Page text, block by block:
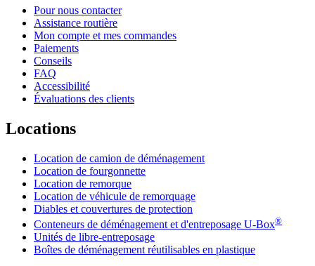
Pour nous contacter
Assistance routière
Mon compte et mes commandes
Paiements
Conseils
FAQ
Accessibilité
Évaluations des clients
Locations
Location de camion de déménagement
Location de fourgonnette
Location de remorque
Location de véhicule de remorquage
Diables et couvertures de protection
Conteneurs de déménagement et d'entreposage U-Box®
Unités de libre-entreposage
Boîtes de déménagement réutilisables en plastique